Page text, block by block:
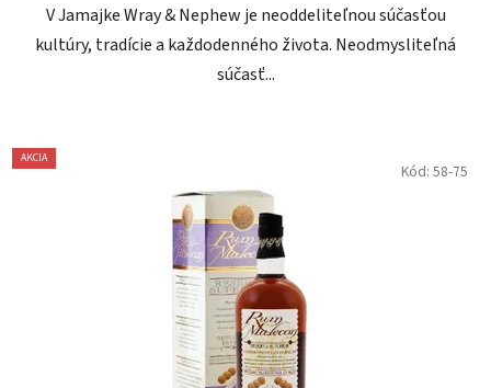
V Jamajke Wray & Nephew je neoddeliteľnou súčasťou
kultúry, tradície a každodenného života. Neodmysliteľná
súčasť...
AKCIA
Kód: 58-75